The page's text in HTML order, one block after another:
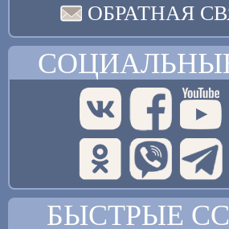
ОБРАТНАЯ
БЫСТРЫЕ